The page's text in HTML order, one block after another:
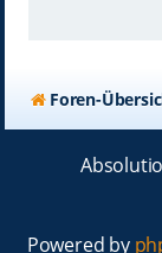
Foren-
Powered by